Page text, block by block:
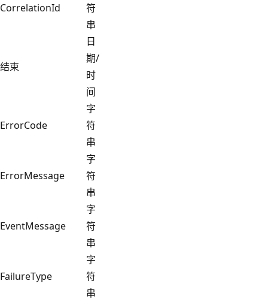
CorrelationId
符
串
结束
日
期/
时
间
ErrorCode
字
符
串
ErrorMessage
字
符
串
EventMessage
字
符
串
FailureType
字
符
串